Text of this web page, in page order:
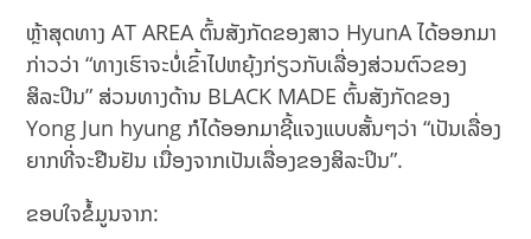
ຫຼ້າສຸດທາງ AT AREA ຕົ້ນສັງກັດຂອງສາວ HyunA ໄດ້ອອກມາ
ກ່າວວ່າ “ທາງເຮົາຈະບໍ່ເຂົ້າໄປຫຍຸ້ງກ່ຽວກັບເລື່ອງສ່ວນຕົວຂອງ
ສິລະປິນ” ສ່ວນທາງດ້ານ BLACK MADE ຕົ້ນສັງກັດຂອງ
Yong Jun hyung ກໍໄດ້ອອກມາຊີ້ແຈງແບບສັ້ນໆວ່າ “ເປັນເລື່ອງ
ຍາກທີ່ຈະຢືນຢັນ ເນື່ອງຈາກເປັນເລື່ອງຂອງສິລະປິນ”.
ຂອບໃຈຂໍ້ມູນຈາກ: